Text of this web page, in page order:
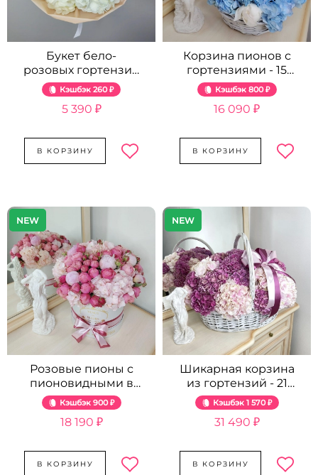
Букет бело-
розовых гортензий
- 5 шт.
Кэшбэк 260 ₽
5 390 ₽
В КОРЗИНУ
Корзина пионов с
гортензиями - 15
шт.
Кэшбэк 800 ₽
16 090 ₽
В КОРЗИНУ
NEW
Розовые пионы с
пионовидными в
коробке - 25 шт.
Кэшбэк 900 ₽
18 190 ₽
В КОРЗИНУ
NEW
Шикарная корзина
из гортензий - 21
шт.
Кэшбэк 1 570 ₽
31 490 ₽
В КОРЗИНУ